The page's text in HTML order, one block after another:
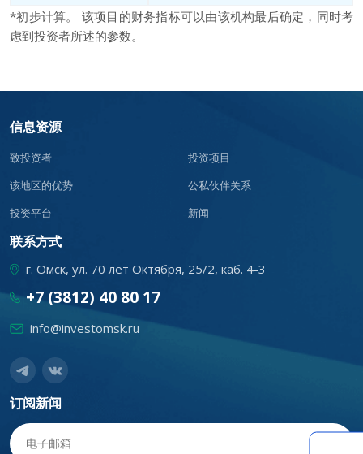
*初步计算。 该项目的财务指标可以由该机构最后确定，同时考
虑到投资者所述的参数。
信息资源
致投资者
该地区的优势
投资平台
投资项目
公私伙伴关系
新闻
联系方式
г. Омск, ул. 70 лет Октября, 25/2, каб. 4-3
+7 (3812) 40 80 17
info@investomsk.ru
订阅新闻